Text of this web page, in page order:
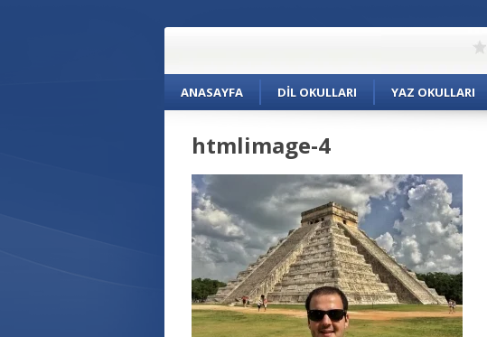
ANASAYFA DIL OKULLARI YAZ OKULLARI
htmlimage-4